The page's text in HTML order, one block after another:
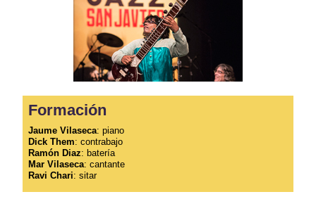
Formación
Jaume Vilaseca: piano
Dick Them: contrabajo
Ramón Diaz: batería
Mar Vilaseca: cantante
Ravi Chari: sitar